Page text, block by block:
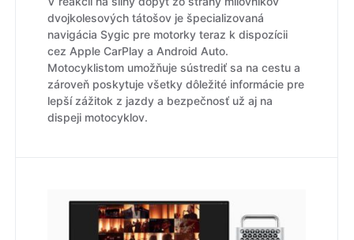
dvojkolesových tátošov je špecializovaná
navigácia Sygic pre motorky teraz k dispozícii
cez Apple CarPlay a Android Auto.
Motocyklistom umožňuje sústrediť sa na cestu a
zároveň poskytuje všetky dôležité informácie pre
lepší zážitok z jazdy a bezpečnosť už aj na
dispeji motocyklov.